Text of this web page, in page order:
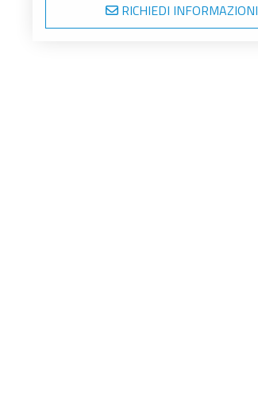
RICHIEDI INFORMAZIONI